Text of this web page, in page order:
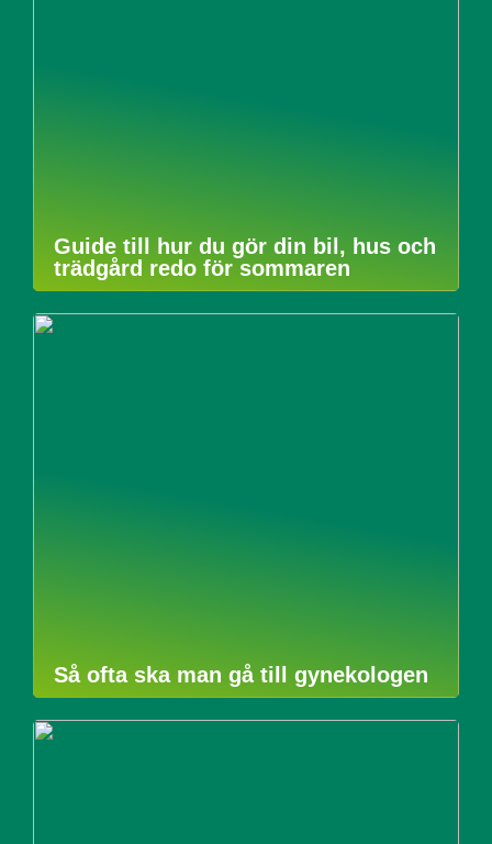
Guide till hur du gör din bil, hus och
trädgård redo för sommaren
Så ofta ska man gå till gynekologen